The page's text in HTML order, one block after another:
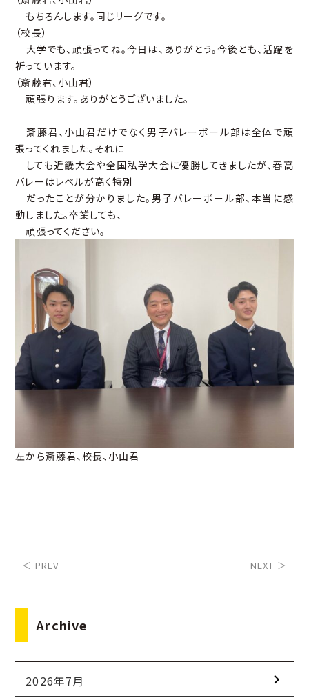
もちろんします。同じリーグです。
（校長）
大学でも、頑張ってね。今日は、ありがとう。今後とも、活躍を
祈っています。
（斎藤君、小山君）
頑張ります。ありがとうございました。
斎藤君、小山君だけでなく男子バレーボール部は全体で頑
張ってくれました。それに
しても近畿大会や全国私学大会に優勝してきましたが、春高
バレーはレベルが高く特別
だったことが分かりました。男子バレーボール部、本当に感
動しました。卒業しても、
頑張ってください。
左から斎藤君、校長、小山君
＜ PREV NEXT ＞
Archive
2026年7月